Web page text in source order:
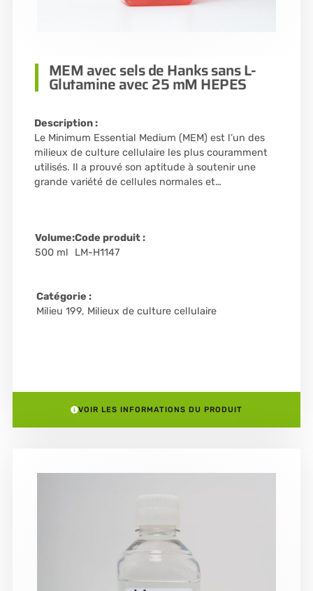
MEM avec sels de Hanks sans L-
Glutamine avec 25 mM HEPES
Description :
Le Minimum Essential Medium (MEM) est l’un des
milieux de culture cellulaire les plus couramment
utilisés. Il a prouvé son aptitude à soutenir une
grande variété de cellules normales et…
Volume:
500 ml
Code produit :
LM-H1147
Catégorie :
Milieu 199, Milieux de culture cellulaire
VOIR LES INFORMATIONS DU PRODUIT